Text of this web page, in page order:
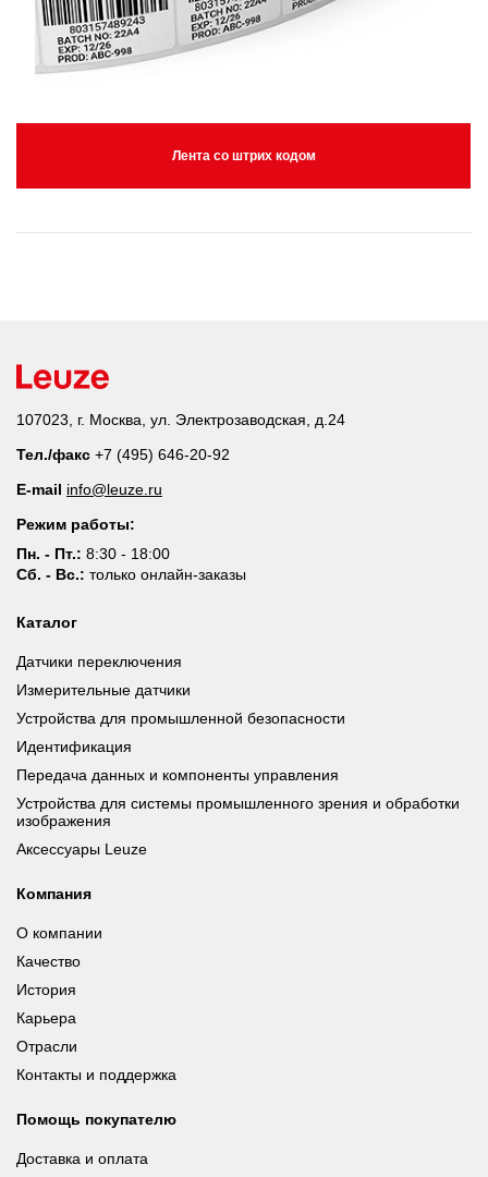
Лента со штрих кодом
107023, г. Москва, ул. Электрозаводская, д.24
Тел./факс +7 (495) 646-20-92
E-mail info@leuze.ru
Режим работы:
Пн. - Пт.: 8:30 - 18:00
Сб. - Вс.: только онлайн-заказы
Каталог
Датчики переключения
Измерительные датчики
Устройства для промышленной безопасности
Идентификация
Передача данных и компоненты управления
Устройства для системы промышленного зрения и обработки
изображения
Аксессуары Leuze
Компания
О компании
Качество
История
Карьера
Отрасли
Контакты и поддержка
Помощь покупателю
Доставка и оплата